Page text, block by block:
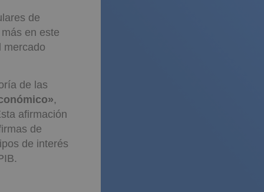
de
en este
mercado
de las
,
afirmación
de
de interés